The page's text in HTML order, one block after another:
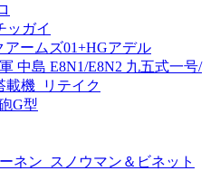
ッガイ
アームズ01+HGアデル
中島 E8N1/E8N2 九五式一号/
載機_リテイク
G型
ネン_スノウマン＆ビネット